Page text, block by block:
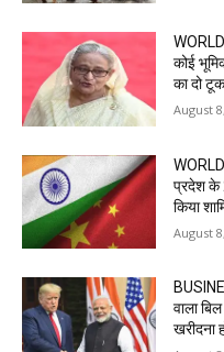
कोई
का दो
August
प्रदेश के
किया
August
वाला
खरीदना